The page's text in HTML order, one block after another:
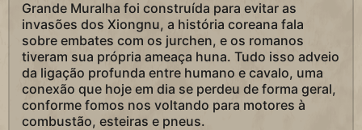
Grande Muralha foi construída para evitar as
invasões dos Xiongnu, a história coreana fala
sobre embates com os jurchen, e os romanos
tiveram sua própria ameaça huna. Tudo isso adveio
da ligação profunda entre humano e cavalo, uma
conexão que hoje em dia se perdeu de forma geral,
conforme fomos nos voltando para motores à
combustão, esteiras e pneus.